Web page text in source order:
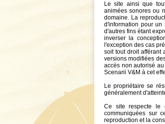
Le site ainsi que
animées sonores ou
domaine. La
d'information pour
d'autres fins étant
inverser la
l'exception des cas
soit tout droit afférant
versions modifiées
accès non autorisé
Scenarii V&M à cet
Le propriétaire se
généralement
Ce site respecte le
communiquées sur
reproduction et la